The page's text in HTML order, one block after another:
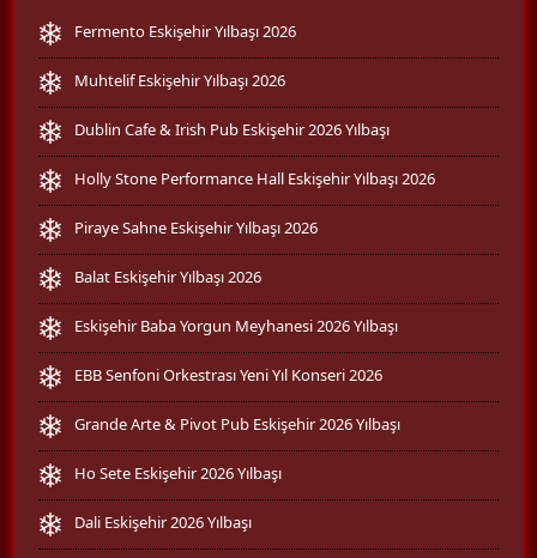
Fermento Eskişehir Yılbaşı 2026
Muhtelif Eskişehir Yılbaşı 2026
Dublin Cafe & Irish Pub Eskişehir 2026 Yılbaşı
Holly Stone Performance Hall Eskişehir Yılbaşı 2026
Piraye Sahne Eskişehir Yılbaşı 2026
Balat Eskişehir Yılbaşı 2026
Eskişehir Baba Yorgun Meyhanesi 2026 Yılbaşı
EBB Senfoni Orkestrası Yeni Yıl Konseri 2026
Grande Arte & Pivot Pub Eskişehir 2026 Yılbaşı
Ho Sete Eskişehir 2026 Yılbaşı
Dali Eskişehir 2026 Yılbaşı